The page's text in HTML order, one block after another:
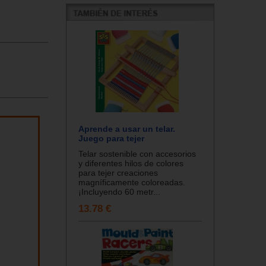
Aprende a usar un telar.
Juego para tejer
Telar sostenible con accesorios
y diferentes hilos de colores
para tejer creaciones
magníficamente coloreadas.
¡Incluyendo 60 metr...
13.78 €